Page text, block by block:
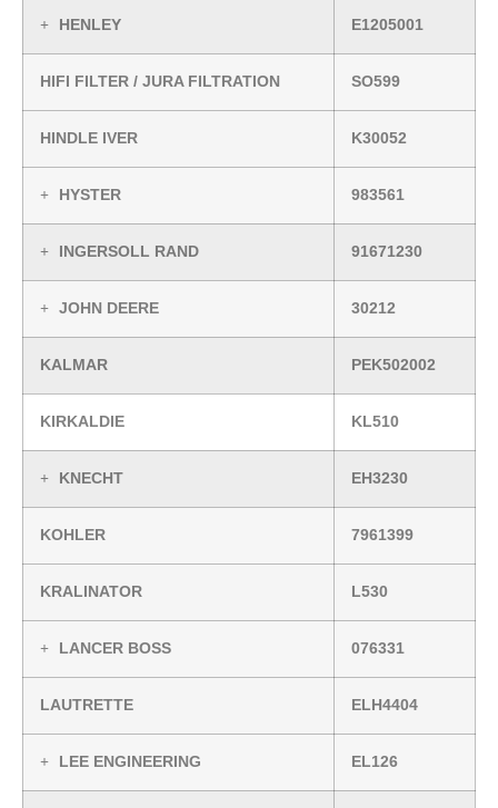
HENLEY E1205001
HIFI FILTER / JURA FILTRATION SO599
HINDLE IVER K30052
HYSTER 983561
INGERSOLL RAND 91671230
JOHN DEERE 30212
KALMAR PEK502002
KIRKALDIE KL510
KNECHT EH3230
KOHLER 7961399
KRALINATOR L530
LANCER BOSS 076331
LAUTRETTE ELH4404
LEE ENGINEERING EL126